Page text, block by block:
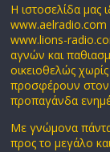
Η ιστοσελίδα μας
www.aelradio.com
www.lions-
αγνών και
οικειοθελώς
προσφέρουν στον
προπαγάνδα
Με γνώμονα
προς το μεγάλο